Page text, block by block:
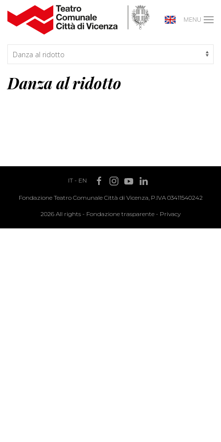
MENU
Danza al ridotto
IT- EN
Fondazione Teatro Comunale Città di Vicenza, P.IVA 03411540242
2026 All rights - Fondazione trasparente - Privacy